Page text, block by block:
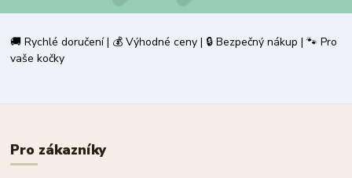
🚚 Rychlé doručení | 💰 Výhodné ceny | 🔒 Bezpečný nákup | 🐾 Pro
vaše kočky
Pro zákazníky